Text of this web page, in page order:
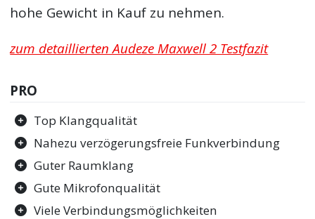
hohe Gewicht in Kauf zu nehmen.
zum detaillierten Audeze Maxwell 2 Testfazit
PRO
Top Klangqualität
Nahezu verzögerungsfreie Funkverbindung
Guter Raumklang
Gute Mikrofonqualität
Viele Verbindungsmöglichkeiten